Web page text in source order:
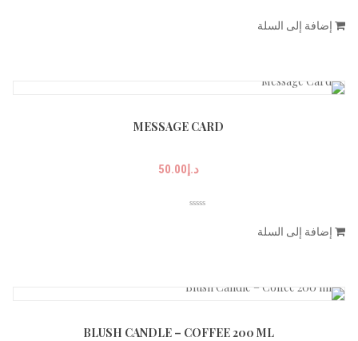
إضافة إلى السلة
MESSAGE CARD
د.إ50.00
إضافة إلى السلة
BLUSH CANDLE – COFFEE 200 ML